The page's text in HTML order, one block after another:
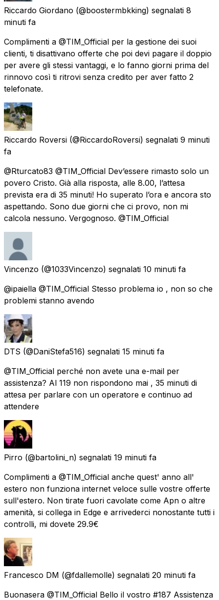
Riccardo Giordano (@boostermbkking) segnalati 8
minuti fa
Complimenti a @TIM_Official per la gestione dei suoi
clienti, ti disattivano offerte che poi devi pagare il doppio
per avere gli stessi vantaggi, e lo fanno giorni prima del
rinnovo così ti ritrovi senza credito per aver fatto 2
telefonate.
Riccardo Roversi (@RiccardoRoversi) segnalati 9 minuti
fa
@Rturcato83 @TIM_Official Dev’essere rimasto solo un
povero Cristo. Già alla risposta, alle 8.00, l’attesa
prevista era di 35 minuti! Ho superato l’ora e ancora sto
aspettando. Sono due giorni che ci provo, non mi
calcola nessuno. Vergognoso. @TIM_Official
Vincenzo (@1033Vincenzo) segnalati 10 minuti fa
@ipaiella @TIM_Official Stesso problema io , non so che
problemi stanno avendo
DTS (@DaniStefa516) segnalati 15 minuti fa
@TIM_Official perché non avete una e-mail per
assistenza? Al 119 non rispondono mai , 35 minuti di
attesa per parlare con un operatore e continuo ad
attendere
Pirro (@bartolini_n) segnalati 19 minuti fa
Complimenti a @TIM_Official anche quest' anno all'
estero non funziona internet veloce sulle vostre offerte
sull'estero. Non tirate fuori cavolate come Apn o altre
amenità, si collega in Edge e arrivederci nonostante tutti i
controlli, mi dovete 29.9€
Francesco DM (@fdallemolle) segnalati 20 minuti fa
Buonasera @TIM_Official Bello il vostro #187 Assistenza